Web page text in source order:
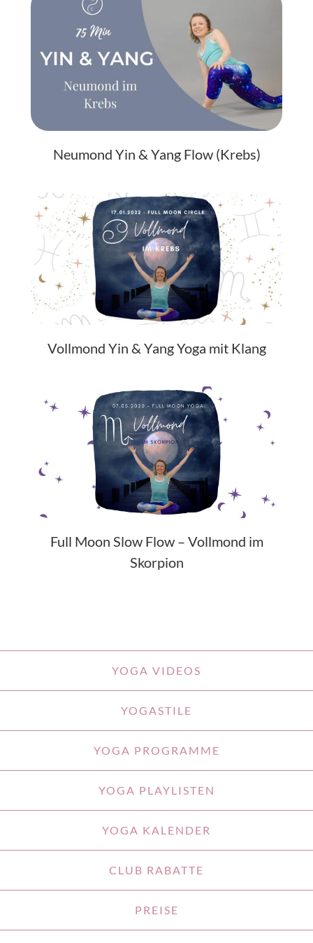
Neumond Yin & Yang Flow (Krebs)
Vollmond Yin & Yang Yoga mit Klang
Full Moon Slow Flow – Vollmond im
Skorpion
YOGA VIDEOS
YOGASTILE
YOGA PROGRAMME
YOGA PLAYLISTEN
YOGA KALENDER
CLUB RABATTE
PREISE